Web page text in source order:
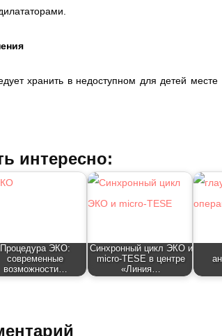
хранить в недоступном для детей
интересно:
Процедура ЭКО:
современные
возможности…
Синхронный цикл ЭКО и
micro-TESE в центре
«Линия…